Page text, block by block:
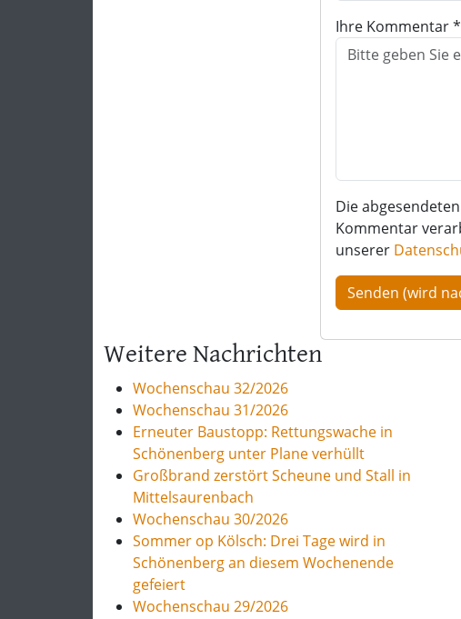
Ihre Kommentar *
Die
Kommentar
unserer
Weitere Nachrichten
Wochenschau 32/2026
Wochenschau 31/2026
Erneuter Baustopp: Rettungswache in
Schönenberg unter Plane verhüllt
Großbrand zerstört Scheune und Stall in
Mittelsaurenbach
Wochenschau 30/2026
Sommer op Kölsch: Drei Tage wird in
Schönenberg an diesem Wochenende
gefeiert
Wochenschau 29/2026